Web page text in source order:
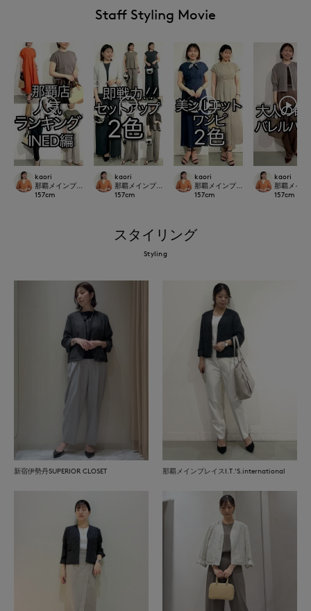
Staff Styling Movie
kaori
那覇メインプレイスI.T.'S.international
157cm
kaori
那覇メインプレイスI.T.'S.international
157cm
kaori
那覇メインプレイス
157cm
kaori
那覇メイ
157cm
スタイリング
Styling
新宿伊勢丹SUPERIOR CLOSET 那覇メインプレイスI.T.'S.international